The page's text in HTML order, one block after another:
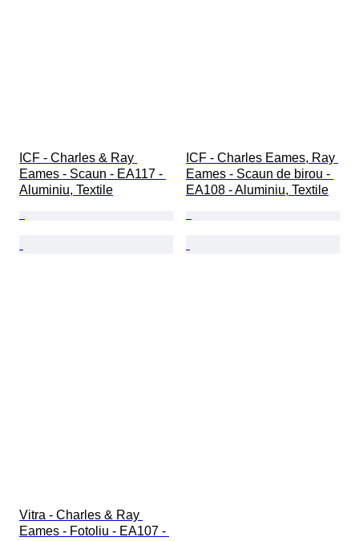
ICF - Charles & Ray
Eames - Scaun - EA117 -
Aluminiu, Textile
ICF - Charles Eames, Ray
Eames - Scaun de birou -
EA108 - Aluminiu, Textile
Vitra - Charles & Ray
Eames - Fotoliu - EA107 -